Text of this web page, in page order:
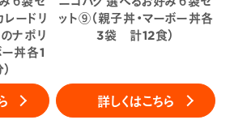
レードリ
ナポリ
ー丼各1
ット⑨（親子丼・マーボー丼各
3袋 計12食）
詳しくはこちら